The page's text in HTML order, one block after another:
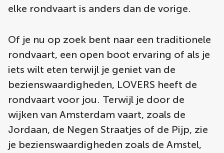
elke rondvaart is anders dan de vorige.
Of je nu op zoek bent naar een traditionele
rondvaart, een open boot ervaring of als je
iets wilt eten terwijl je geniet van de
bezienswaardigheden, LOVERS heeft de
rondvaart voor jou. Terwijl je door de
wijken van Amsterdam vaart, zoals de
Jordaan, de Negen Straatjes of de Pijp, zie
je bezienswaardigheden zoals de Amstel,